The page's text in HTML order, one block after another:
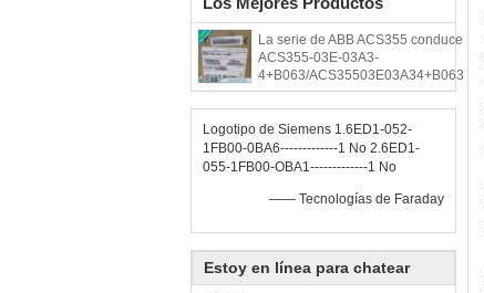
La serie de ABB ACS355 conduce
ACS355-03E-03A3-
4+B063/ACS35503E03A34+B063
Logotipo de Siemens 1.6ED1-052-
1FB00-0BA6-------------1 No 2.6ED1-
055-1FB00-OBA1-------------1 No
—— Tecnologías de Faraday
Estoy en línea para chatear